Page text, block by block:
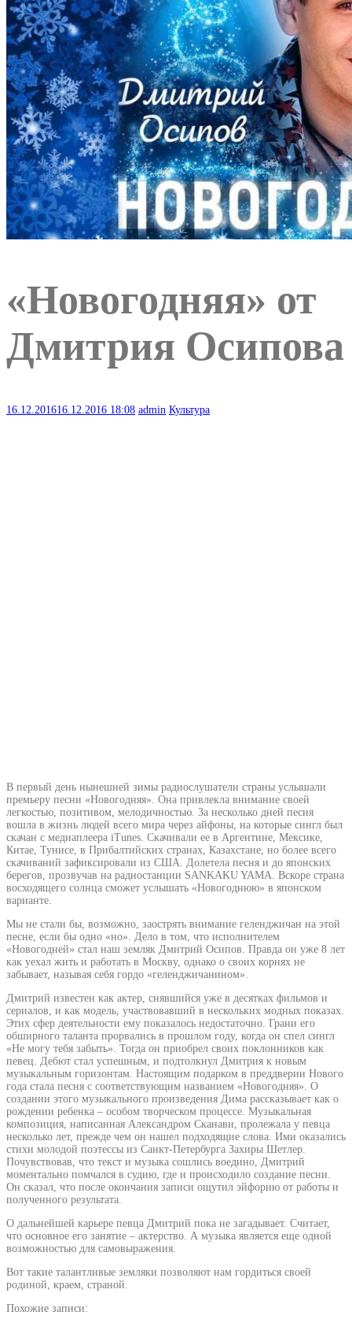
«Новогодняя» от
Дмитрия Осипова
16.12.201616.12.2016 18:08 admin Культура
В первый день нынешней зимы радиослушатели страны услышали
премьеру песни «Новогодняя». Она привлекла внимание своей
легкостью, позитивом, мелодичностью. За несколько дней песня
вошла в жизнь людей всего мира через айфоны, на которые сингл был
скачан с медиаплеера iTunes. Скачивали ее в Аргентине, Мексике,
Китае, Тунисе, в Прибалтийских странах, Казахстане, но более всего
скачиваний зафиксировали из США. Долетела песня и до японских
берегов, прозвучав на радиостанции SANKAKU YAMA. Вскоре страна
восходящего солнца сможет услышать «Новогоднюю» в японском
варианте.
Мы не стали бы, возможно, заострять внимание геленджичан на этой
песне, если бы одно «но». Дело в том, что исполнителем
«Новогодней» стал наш земляк Дмитрий Осипов. Правда он уже 8 лет
как уехал жить и работать в Москву, однако о своих корнях не
забывает, называя себя гордо «геленджичанином».
Дмитрий известен как актер, снявшийся уже в десятках фильмов и
сериалов, и как модель, участвовавший в нескольких модных показах.
Этих сфер деятельности ему показалось недостаточно. Грани его
обширного таланта прорвались в прошлом году, когда он спел сингл
«Не могу тебя забыть». Тогда он приобрел своих поклонников как
певец. Дебют стал успешным, и подтолкнул Дмитрия к новым
музыкальным горизонтам. Настоящим подарком в преддверии Нового
года стала песня с соответствующим названием «Новогодняя». О
создании этого музыкального произведения Дима рассказывает как о
рождении ребенка – особом творческом процессе. Музыкальная
композиция, написанная Александром Сканави, пролежала у певца
несколько лет, прежде чем он нашел подходящие слова. Ими оказались
стихи молодой поэтессы из Санкт-Петербурга Захиры Шетлер.
Почувствовав, что текст и музыка сошлись воедино, Дмитрий
моментально помчался в судию, где и происходило создание песни.
Он сказал, что после окончания записи ощутил эйфорию от работы и
полученного результата.
О дальнейшей карьере певца Дмитрий пока не загадывает. Считает,
что основное его занятие – актерство. А музыка является еще одной
возможностью для самовыражения.
Вот такие талантливые земляки позволяют нам гордиться своей
родиной, краем, страной.
Похожие записи: